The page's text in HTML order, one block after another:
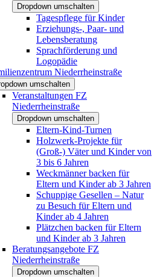
Dropdown umschalten
Tagespflege für Kinder
Erziehungs-, Paar- und
Lebensberatung
Sprachförderung und
Logopädie
Niederrheinstraße
umschalten
Veranstaltungen FZ
Niederrheinstraße
Dropdown umschalten
Eltern-Kind-Turnen
Holzwerk-Projekte für
(Groß-) Väter und Kinder von
3 bis 6 Jahren
Weckmänner backen für
Eltern und Kinder ab 3 Jahren
Schuppige Gesellen – Natur
zu Besuch für Eltern und
Kinder ab 4 Jahren
Plätzchen backen für Eltern
und Kinder ab 3 Jahren
Beratungsangebote FZ
Niederrheinstraße
Dropdown umschalten